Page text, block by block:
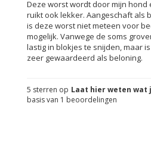
Deze worst wordt door mijn hond
ruikt ook lekker. Aangeschaft als
is deze worst niet meteen voor
mogelijk. Vanwege de soms
lastig in blokjes te snijden, maar
zeer gewaardeerd als beloning.
Laat hier weten wat
5 sterren op
basis van 1 beoordelingen